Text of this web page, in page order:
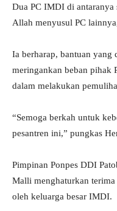
Dua PC IMDI di
Allah menyusul PC
Ia berharap, bantuan yang
meringankan beban pihak
dalam melakukan
“Semoga berkah untuk
pesantren ini,” pungkas
Pimpinan Ponpes DDI
Malli menghaturkan
oleh keluarga besar IMDI.